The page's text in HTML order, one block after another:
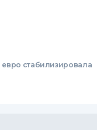
евро стабилизировала